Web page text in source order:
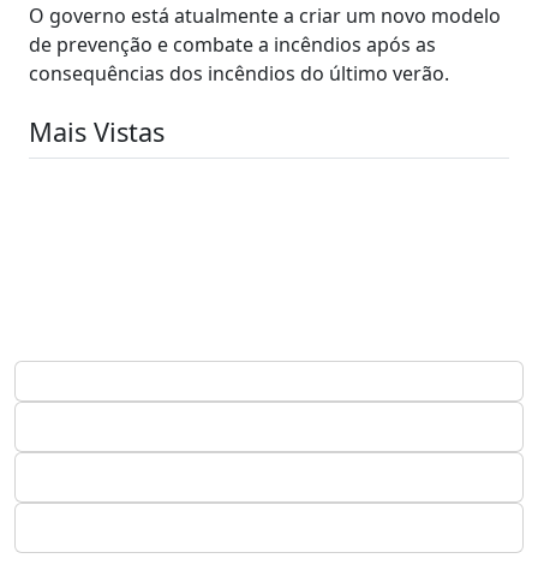
O governo está atualmente a criar um novo modelo
de prevenção e combate a incêndios após as
consequências dos incêndios do último verão.
Mais Vistas